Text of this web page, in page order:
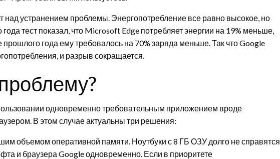
над устранением проблемы. Энергопотребление все равно высокое, но
тест показал, что Microsoft Edge потребляет энергии на 19% меньше,
прошлого года ему требовалось на 70% заряда меньше. Так что Google
и разрыв сокращается.
одновременно требовательным приложением вроде
В этом случае актуальны три решения:
объемом оперативной памяти. Ноутбуки с 8 ГБ ОЗУ долго не справятся
и браузера Google одновременно. Если в приоритете